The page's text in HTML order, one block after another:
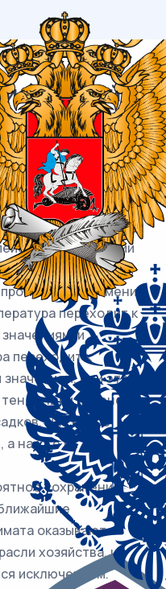
(типовой)
/ 29
быстро
средняя годовая
части России
холодный
времени
переходит к
и
переходит к
При этом
изменения
На севере
а на юге их
сохранение
оказывают
хозяйства, и
исключением.